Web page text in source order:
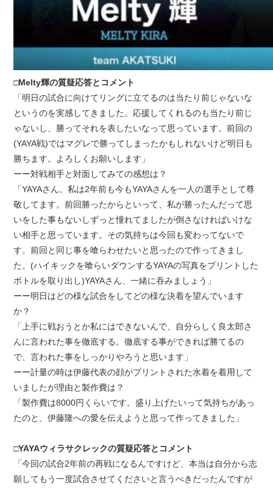
□Melty輝の質疑応答とコメント
「明日の試合に向けてリングに立てるのは当たり前じゃないな
というのを実感してきました。応援してくれるのも当たり前じ
ゃないし、勝ってそれを表したいなって思っています。前回の
(YAYA戦)ではマグレで勝ってしまったかもしれないけど明日も
勝ちます。よろしくお願いします」
ーー対戦相手と対面してみての感想は？
「YAYAさん。私は2年前も今もYAYAさんを一人の選手として尊
敬してます。前回勝ったからといって、私が勝ったんだって思
いをした事もないしずっと憧れてましたが倒さなければいけな
い相手と思っています。その気持ちは今回も変わってないで
す。前回と同じ事を喰らわせたいと思ったので作ってきまし
た。(ハイキックを喰らいダウンするYAYAの写真をプリントした
ボトルを取り出し)YAYAさん、一緒に吞みましょう」
ーー明日はどの様な試合をしてどの様な決着を望んでいます
か？
「上手に戦おうとか私にはできないんで、自分らしく良太郎さ
んに言われた事を徹底する。徹底する事ができれば勝てるの
で、言われた事をしっかりやろうと思います」
ーー計量の時は伊藤代表の顔がプリントされた水着を着用して
いましたが理由と製作費は？
「製作費は8000円くらいです。盛り上げたいって気持ちがあっ
たのと、伊藤隆への愛を伝えようと思って作ってきました」
□YAYAウィラサクレックの質疑応答とコメント
「今回の試合2年前の再戦になるんですけど、本当は自分から志
願してもう一度試合させてくださいと言うべきだったんですが